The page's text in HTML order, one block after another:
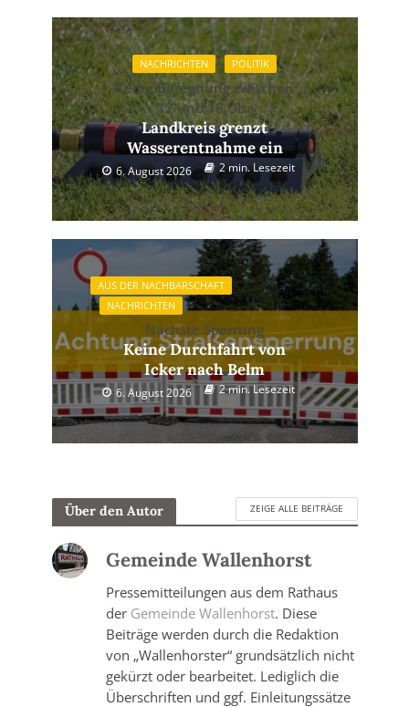
NACHRICHTEN POLITIK
Keine Beregnung zwischen
12 und 18 Uhr
Landkreis grenzt
Wasserentnahme ein
6. August 2026 2 min. Lesezeit
AUS DER NACHBARSCHAFT
NACHRICHTEN
Nächste Sperrung
Keine Durchfahrt von
Icker nach Belm
6. August 2026 2 min. Lesezeit
Über den Autor ZEIGE ALLE BEITRÄGE
Gemeinde Wallenhorst
Pressemitteilungen aus dem Rathaus
der Gemeinde Wallenhorst. Diese
Beiträge werden durch die Redaktion
von „Wallenhorster“ grundsätzlich nicht
gekürzt oder bearbeitet. Lediglich die
Überschriften und ggf. Einleitungssätze